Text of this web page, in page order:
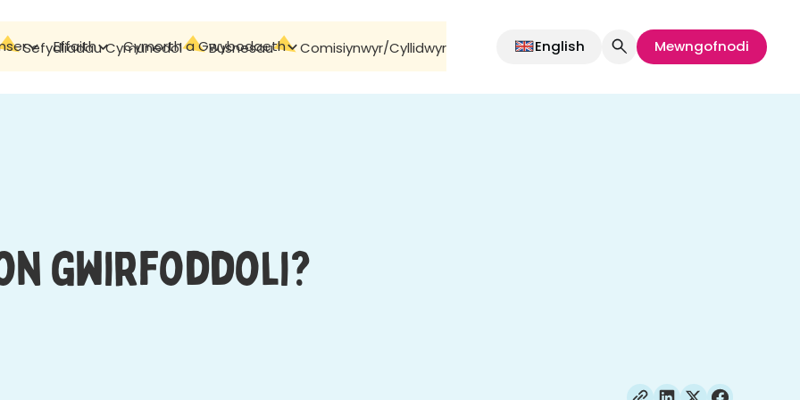
Effaith Cymorth a Gwybodaeth Cyswllt
Sefydliadau Cymunedol Busnesau Comisiynwyr/Cyllidwyr English Mewngofnodi
gwirfoddoli?